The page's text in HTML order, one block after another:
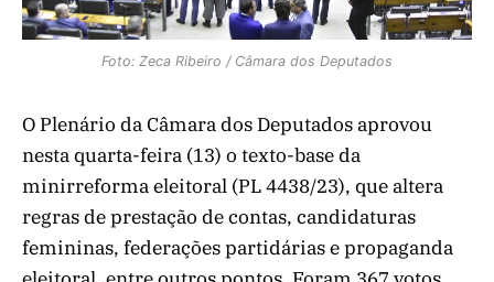
Foto: Zeca Ribeiro / Câmara dos Deputados
O Plenário da Câmara dos Deputados aprovou
nesta quarta-feira (13) o texto-base da
minirreforma eleitoral (PL 4438/23), que altera
regras de prestação de contas, candidaturas
femininas, federações partidárias e propaganda